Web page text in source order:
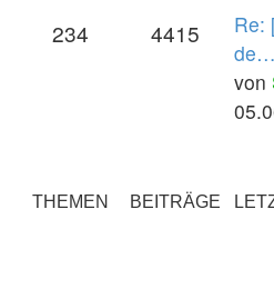
234 4415
Re:
de…
von
THEMEN BEITRÄGE